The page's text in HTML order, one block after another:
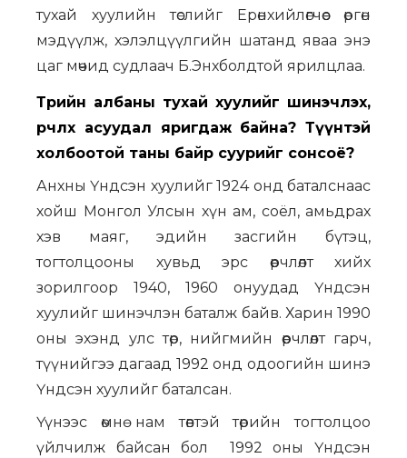
тухай хуулийн төслийг Ерөнхийлөгчөөс өргөн
мэдүүлж, хэлэлцүүлгийн шатанд яваа энэ
цаг мөчид судлаач Б.Энхболдтой ярилцлаа.
Төрийн албаны тухай хуулийг шинэчлэх,
өөрчлөх асуудал яригдаж байна? Түүнтэй
холбоотой таны байр суурийг сонсоё?
Анхны Үндсэн хуулийг 1924 онд баталснаас
хойш Монгол Улсын хүн ам, соёл, амьдрах
хэв маяг, эдийн засгийн бүтэц,
тогтолцооны хувьд эрс өөрчлөлт хийх
зорилгоор 1940, 1960 онуудад Үндсэн
хуулийг шинэчлэн баталж байв. Харин 1990
оны эхэнд улс төр, нийгмийн өөрчлөлт гарч,
түүнийгээ дагаад 1992 онд одоогийн шинэ
Үндсэн хуулийг баталсан.
Үүнээс өмнө нам төвтэй төрийн тогтолцоо
үйлчилж байсан бол 1992 оны Үндсэн